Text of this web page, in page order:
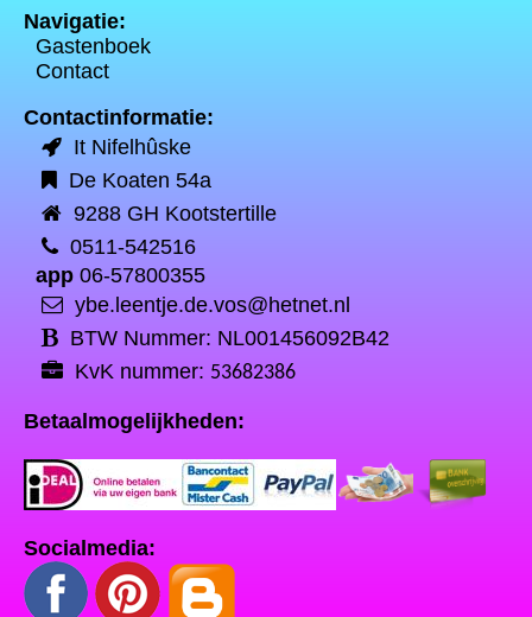
Navigatie:
Gastenboek
Contact
Contactinformatie:
It Nifelhûske
De Koaten 54a
9288 GH Kootstertille
0511-542516
app 06-57800355
ybe.leentje.de.vos@hetnet.nl
BTW Nummer: NL001456092B42
KvK nummer: 53682386
Betaalmogelijkheden:
Socialmedia: